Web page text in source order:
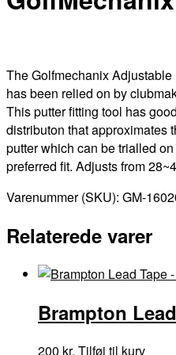
The Golfmechanix
has been relied on by
This putter fitting tool has
distributon that approximates
putter which can be trialled
preferred fit. Adjusts from
Varenummer (SKU): GM-
Relaterede varer
Brampton
200 kr. Tilføj til kurv